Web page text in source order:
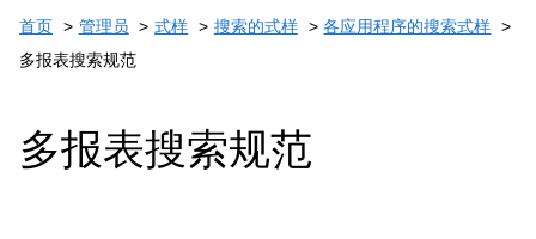
首页 管理员 式样 搜索的式样
各应用程序的搜索式样
多报表搜索规范
多报表搜索规范